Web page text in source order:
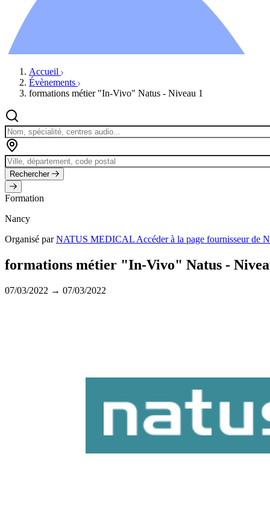
Évènements
Accueil
Évènements
formations métier "In-Vivo" Natus - Niveau 1
Rechercher
Formation
Nancy
Organisé parNATUS MEDICAL Accéder à la page fournisseur
formations métier "In-Vivo" Natus -
07/03/2022 → 07/03/2022